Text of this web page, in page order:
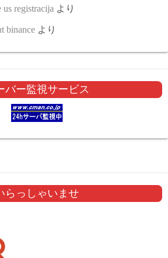
us registracija より
binance より
バー監視サービス
らっしゃいませ